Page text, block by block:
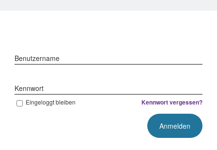
Benutzername
Kennwort
Eingeloggt bleiben Kennwort vergessen?